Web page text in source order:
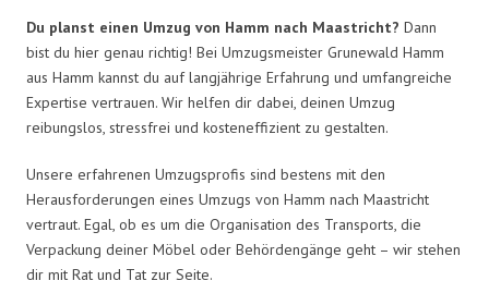
Du planst einen Umzug von Hamm nach Maastricht? Dann
bist du hier genau richtig! Bei Umzugsmeister Grunewald Hamm
aus Hamm kannst du auf langjährige Erfahrung und umfangreiche
Expertise vertrauen. Wir helfen dir dabei, deinen Umzug
reibungslos, stressfrei und kosteneffizient zu gestalten.
Unsere erfahrenen Umzugsprofis sind bestens mit den
Herausforderungen eines Umzugs von Hamm nach Maastricht
vertraut. Egal, ob es um die Organisation des Transports, die
Verpackung deiner Möbel oder Behördengänge geht – wir stehen
dir mit Rat und Tat zur Seite.